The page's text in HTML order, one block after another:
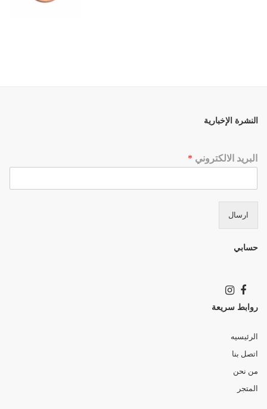
النشرة الإخبارية
البريد الالكتروني *
ارسال
حسابي
روابط سريعة
الرئيسيه
اتصل بنا
من نحن
المتجر